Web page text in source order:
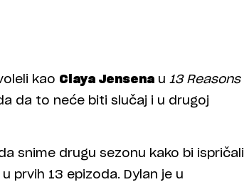
kao Claya Jensena u 13 Reasons
da to neće biti slučaj i u drugoj
snime drugu sezonu kako bi ispričali
prvih 13 epizoda. Dylan je u